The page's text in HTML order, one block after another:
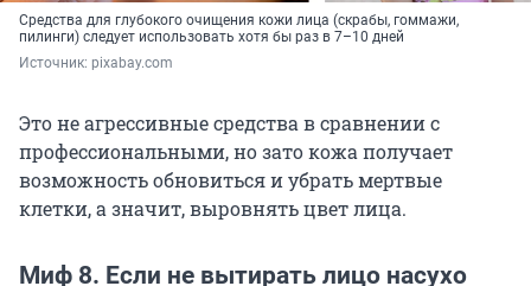
Средства для глубокого очищения кожи лица (скрабы, гоммажи,
пилинги) следует использовать хотя бы раз в 7–10 дней
Источник: pixabay.com
Это не агрессивные средства в сравнении с
профессиональными, но зато кожа получает
возможность обновиться и убрать мертвые
клетки, а значит, выровнять цвет лица.
Миф 8. Если не вытирать лицо насухо